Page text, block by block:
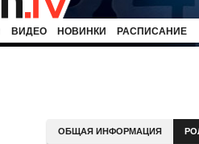
ВИДЕО НОВИНКИ РАСПИСАНИЕ
ОБЩАЯ ИНФОРМАЦИЯ